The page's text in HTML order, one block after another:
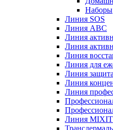
Наборы
Линия SOS
Линия АВС
Линия
Линия
Линия
Линия для
Линия
Линия
Линия
Линия MIXIT